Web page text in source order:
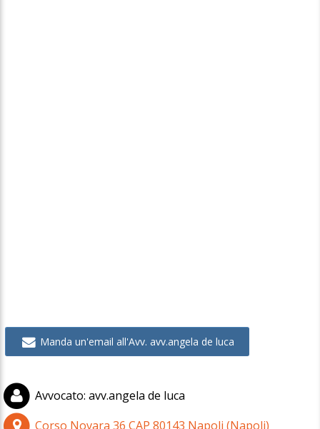
Manda un'email all'Avv. avv.angela de luca
Avvocato: avv.angela de luca
Corso Novara 36 CAP 80143 Napoli (Napoli)